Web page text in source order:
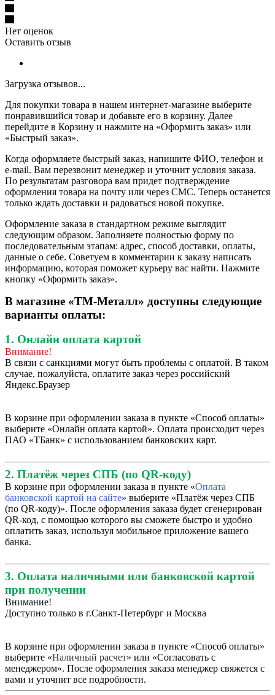
Нет оценок
Оставить отзыв
Загрузка отзывов...
Для покупки товара в нашем интернет-магазине выберите
понравившийся товар и добавьте его в корзину. Далее
перейдите в Корзину и нажмите на «Оформить заказ» или
«Быстрый заказ».
Когда оформляете быстрый заказ, напишите ФИО, телефон и
e-mail. Вам перезвонит менеджер и уточнит условия заказа.
По результатам разговора вам придет подтверждение
оформления товара на почту или через СМС. Теперь останется
только ждать доставки и радоваться новой покупке.
Оформление заказа в стандартном режиме выглядит
следующим образом. Заполняете полностью форму по
последовательным этапам: адрес, способ доставки, оплаты,
данные о себе. Советуем в комментарии к заказу написать
информацию, которая поможет курьеру вас найти. Нажмите
кнопку «Оформить заказ».
В магазине «ТМ-Металл» доступны следующие
варианты оплаты:
1. Онлайн оплата картой
Внимание!
В связи с санкциями могут быть проблемы с оплатой. В таком
случае, пожалуйста, оплатите заказ через российский
Яндекс.Браузер
В корзине при оформлении заказа в пункте «Способ оплаты»
выберите «Онлайн оплата картой». Оплата происходит через
ПАО «ТБанк» с использованием банковских карт.
2. Платёж через СПБ (по QR-коду)
В корзине при оформлении заказа в пункте «Оплата
банковской картой на сайте» выберите «Платёж через СПБ
(по QR-коду)». После оформления заказа будет сгенерирован
QR-код, с помощью которого вы сможете быстро и удобно
оплатить заказ, используя мобильное приложение вашего
банка.
3. Оплата наличными или банковской картой
при получении
Внимание!
Доступно только в г.Санкт-Петербург и Москва
В корзине при оформлении заказа в пункте «Способ оплаты»
выберите «Наличный расчет» или «Согласовать с
менеджером». После оформления заказа менеджер свяжется с
вами и уточнит все подробности.